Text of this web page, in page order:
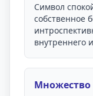
Символ
собственное
внутреннего
Множество